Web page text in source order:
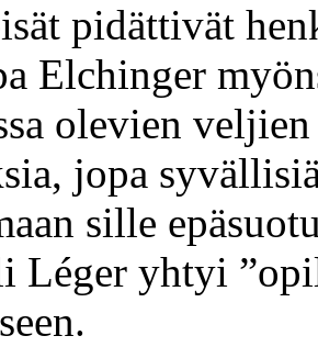
pidättivät
Elchinger
olevien
jopa
sille
Léger yhtyi